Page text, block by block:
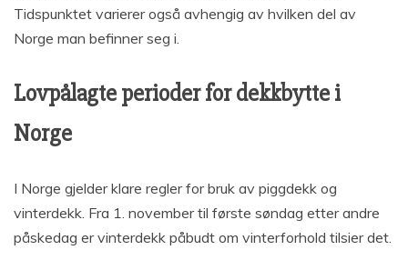
Tidspunktet varierer også avhengig av hvilken del av
Norge man befinner seg i.
Lovpålagte perioder for dekkbytte i
Norge
I Norge gjelder klare regler for bruk av piggdekk og
vinterdekk. Fra 1. november til første søndag etter andre
påskedag er vinterdekk påbudt om vinterforhold tilsier det.